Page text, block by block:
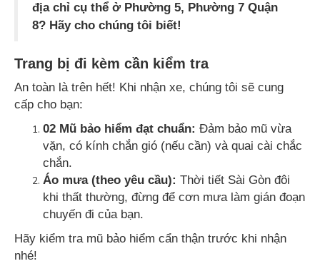
địa chỉ cụ thể ở Phường 5, Phường 7 Quận
8? Hãy cho chúng tôi biết!
Trang bị đi kèm cần kiểm tra
An toàn là trên hết! Khi nhận xe, chúng tôi sẽ cung
cấp cho bạn:
02 Mũ bảo hiểm đạt chuẩn: Đảm bảo mũ vừa
vặn, có kính chắn gió (nếu cần) và quai cài chắc
chắn.
Áo mưa (theo yêu cầu): Thời tiết Sài Gòn đôi
khi thất thường, đừng để cơn mưa làm gián đoạn
chuyến đi của bạn.
Hãy kiểm tra mũ bảo hiểm cẩn thận trước khi nhận
nhé!